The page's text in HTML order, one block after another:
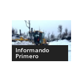
Informando
Primero